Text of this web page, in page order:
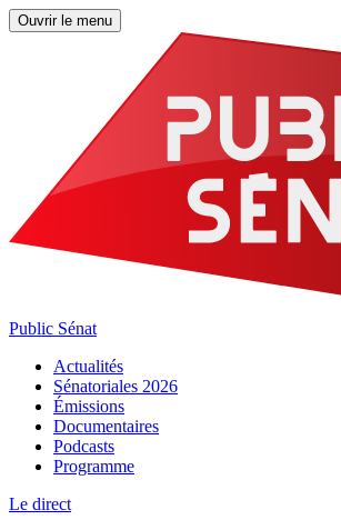
Ouvrir le menu
Public Sénat
Actualités
Sénatoriales 2026
Émissions
Documentaires
Podcasts
Programme
Le direct